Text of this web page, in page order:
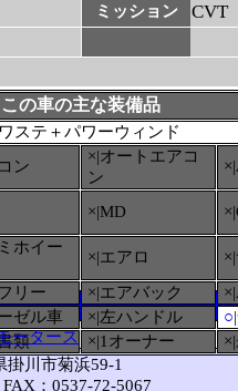
ミッション CVT
この車の主な装備品
ステ＋パワーウィンド
ン
×|オートエアコ
ン
×|MD
ホイー
×|エアロ
リー
×|エアバック
ゼル車
×|左ハンドル ○
類
×|1オーナー
ータース
掛川市菊浜59-1
：0537-72-5067